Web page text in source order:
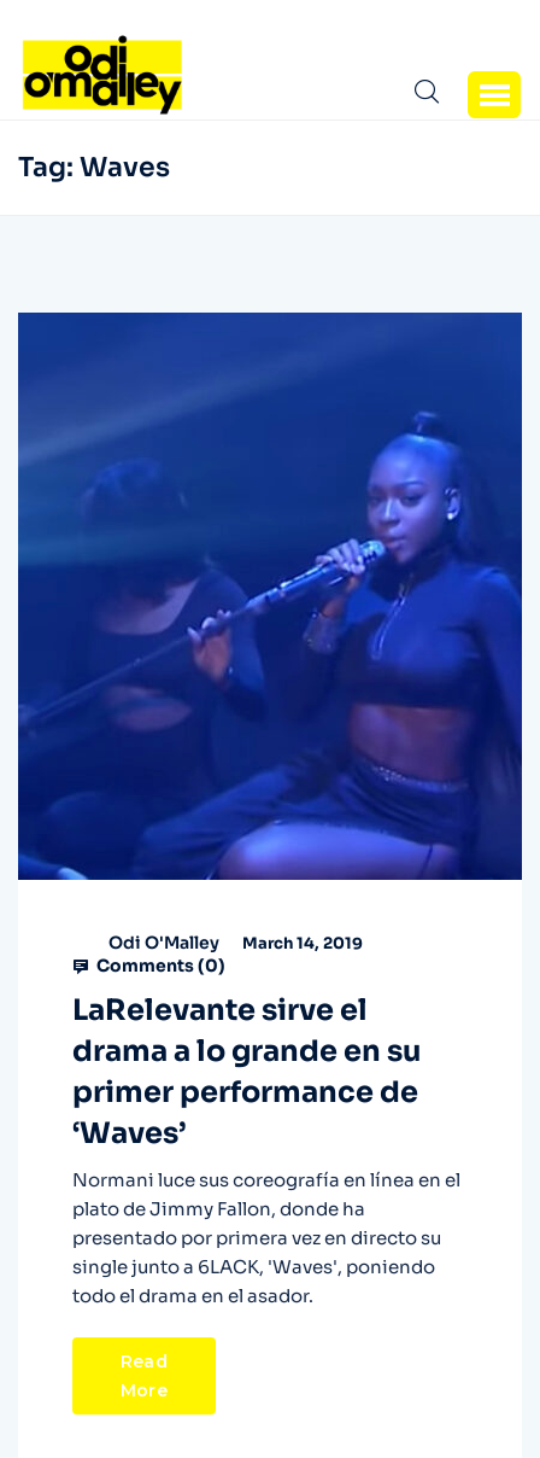
Tag: Waves
Odi O'Malley March 14, 2019
Comments (0)
LaRelevante sirve el
drama a lo grande en su
primer performance de
‘Waves’
Normani luce sus coreografía en línea en el
plato de Jimmy Fallon, donde ha
presentado por primera vez en directo su
single junto a 6LACK, 'Waves', poniendo
todo el drama en el asador.
Read
More